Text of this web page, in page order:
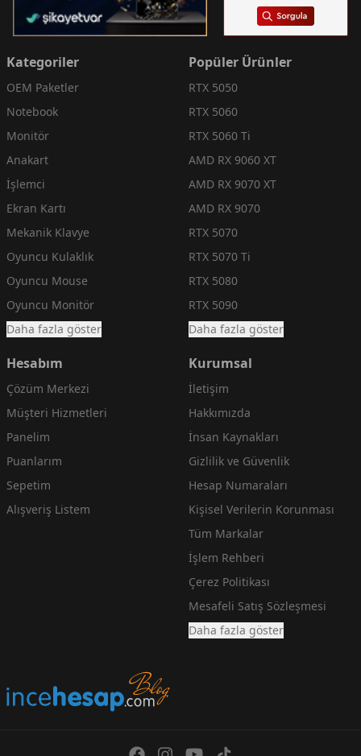
Kategoriler
OEM Paketler
Notebook
Monitör
Anakart
İşlemci
Ekran Kartı
Mekanik Klavye
Oyuncu Kulaklık
Oyuncu Mouse
Oyuncu Monitör
Daha fazla göster
Popüler Ürünler
RTX 5050
RTX 5060
RTX 5060 Ti
AMD RX 9060 XT
AMD RX 9070 XT
AMD RX 9070
RTX 5070
RTX 5070 Ti
RTX 5080
RTX 5090
Daha fazla göster
Hesabım
Çözüm Merkezi
Müşteri Hizmetleri
Panelim
Puanlarım
Sepetim
Alışveriş Listem
Kurumsal
İletişim
Hakkımızda
İnsan Kaynakları
Gizlilik ve Güvenlik
Hesap Numaraları
Kişisel Verilerin Korunması
Tüm Markalar
İşlem Rehberi
Çerez Politikası
Mesafeli Satış Sözleşmesi
Daha fazla göster